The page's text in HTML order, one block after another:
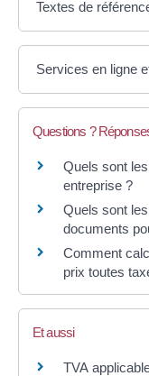
Textes de
Services en ligne
Questions ?
Quels sont
entreprise ?
Quels sont
documents
Comment
prix toutes
Et aussi
TVA